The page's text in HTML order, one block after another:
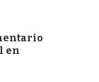
en